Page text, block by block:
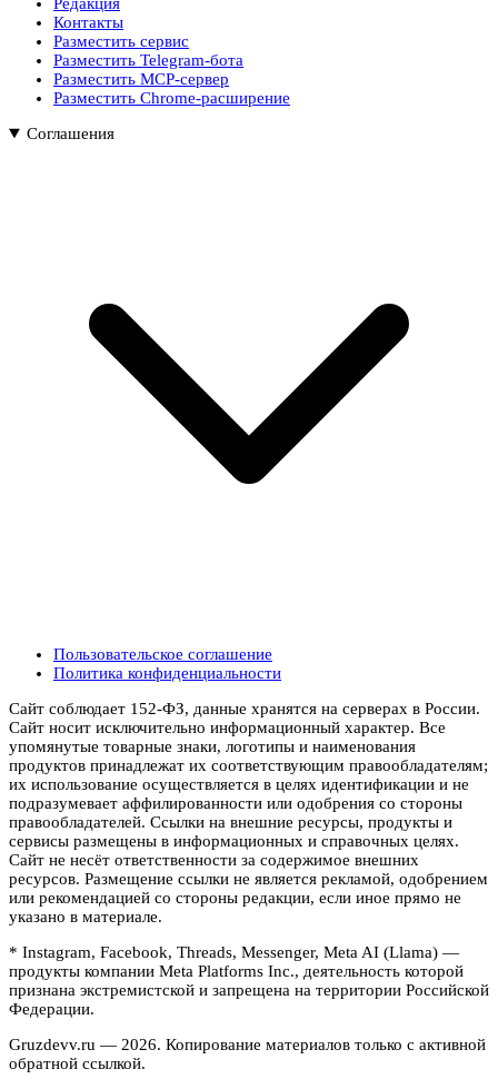
Контакты
Разместить сервис
Разместить Telegram-бота
Разместить MCP-сервер
Разместить Chrome-расширение
Соглашения
Пользовательское соглашение
Политика конфиденциальности
Сайт соблюдает 152-ФЗ, данные хранятся на серверах в России.
Сайт носит исключительно информационный характер. Все
упомянутые товарные знаки, логотипы и наименования
продуктов принадлежат их соответствующим правообладателям;
их использование осуществляется в целях идентификации и не
подразумевает аффилированности или одобрения со стороны
правообладателей. Ссылки на внешние ресурсы, продукты и
сервисы размещены в информационных и справочных целях.
Сайт не несёт ответственности за содержимое внешних
ресурсов. Размещение ссылки не является рекламой, одобрением
или рекомендацией со стороны редакции, если иное прямо не
указано в материале.
* Instagram, Facebook, Threads, Messenger, Meta AI (Llama) —
продукты компании Meta Platforms Inc., деятельность которой
признана экстремистской и запрещена на территории Российской
Федерации.
Gruzdevv.ru — 2026. Копирование материалов только с активной
обратной ссылкой.